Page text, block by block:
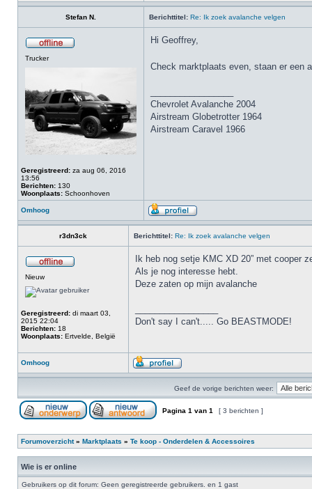
Stefan N. Berichttitel: Re: Ik zoek avalanche velgen
Trucker
Geregistreerd: za aug 06, 2016
13:56
Berichten: 130
Woonplaats: Schoonhoven
Hi Geoffrey,
Check marktplaats even, staan er een
Chevrolet Avalanche 2004
Airstream Globetrotter 1964
Airstream Caravel 1966
Omhoog
r3dn3ck Berichttitel: Re: Ik zoek avalanche velgen
Nieuw
Geregistreerd: di maart 03,
2015 22:04
Berichten: 18
Woonplaats: Ertvelde, België
Ik heb nog setje KMC XD 20” met cooper
Als je nog interesse hebt.
Deze zaten op mijn avalanche
Don't say I can't..... Go BEASTMODE!
Omhoog
Geef de vorige berichten weer:
Pagina 1 van 1 [ 3 berichten ]
Forumoverzicht» Marktplaats » Te koop - Onderdelen & Accessoires
Wie is er online
Gebruikers op dit forum: Geen geregistreerde gebruikers. en 1 gast